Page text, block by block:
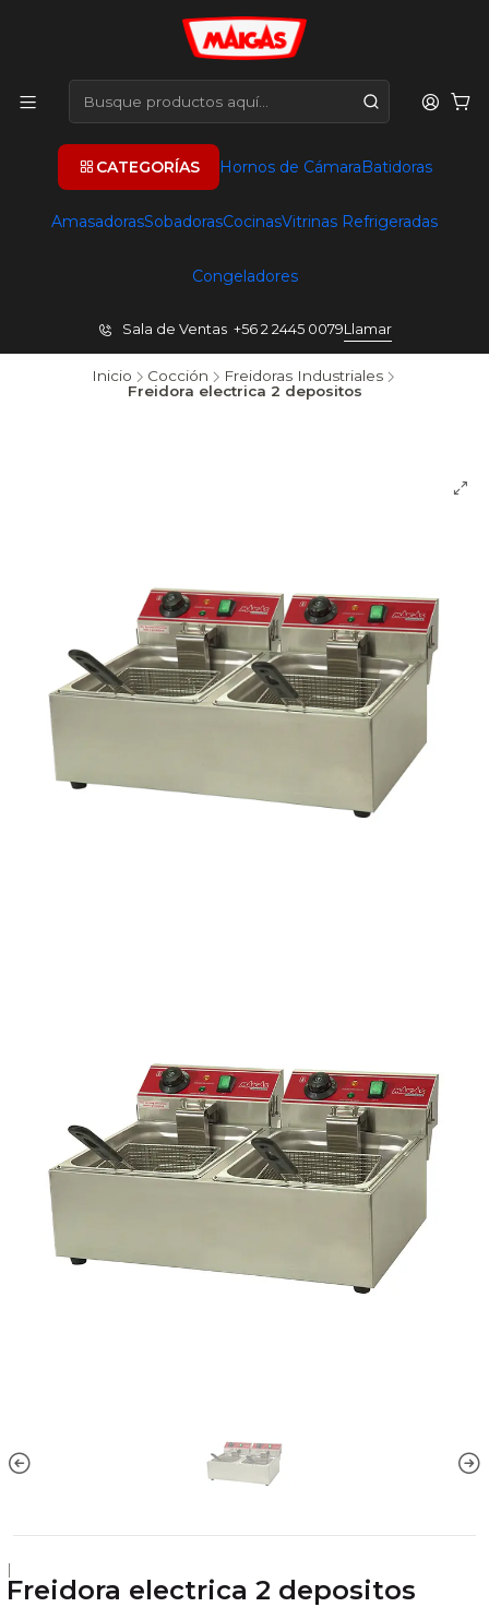
CATEGORÍAS Hornos de CámaraBatidoras
AmasadorasSobadorasCocinasVitrinas Refrigeradas
Congeladores
Sala de Ventas +56 2 2445 0079Llamar
Inicio Cocción
Freidoras Industriales
Freidora electrica 2 depositos
|
Freidora electrica 2 depositos